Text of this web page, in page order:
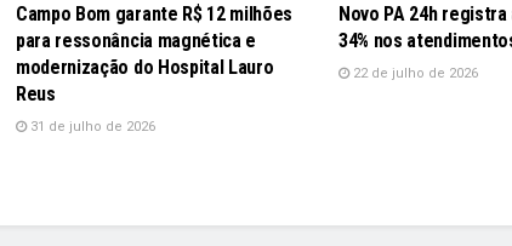
Campo Bom garante R$ 12 milhões
para ressonância magnética e
modernização do Hospital Lauro
Reus
31 de julho de 2026
Novo PA 24h
34% nos
22 de julho de 2026